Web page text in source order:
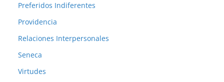
Preferidos Indiferentes
Providencia
Relaciones Interpersonales
Seneca
Virtudes